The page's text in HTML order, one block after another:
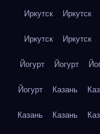
Иркутск Иркутск
Иркутск Иркутск
Йогурт Йогурт
Йогурт Казань
Казань Казань